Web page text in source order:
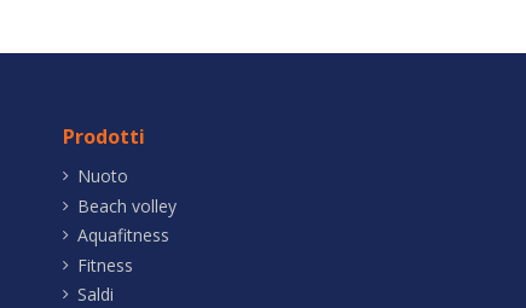
Prodotti
Nuoto
Beach volley
Aquafitness
Fitness
Saldi